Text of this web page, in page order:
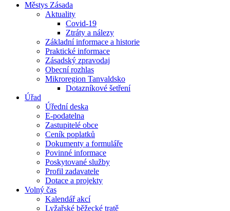
Městys Zásada
Aktuality
Covid-19
Ztráty a nálezy
Základní informace a historie
Praktické informace
Zásadský zpravodaj
Obecní rozhlas
Mikroregion Tanvaldsko
Dotazníkové šetření
Úřad
Úřední deska
E-podatelna
Zastupitelé obce
Ceník poplatků
Dokumenty a formuláře
Povinné informace
Poskytované služby
Profil zadavatele
Dotace a projekty
Volný čas
Kalendář akcí
Lyžařské běžecké tratě